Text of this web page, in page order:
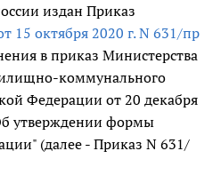
издан Приказ
15 октября 2020 г. N 631/пр
в приказ Министерства
коммунального
Федерации от 20 декабря
утверждении формы
(далее - Приказ N 631/